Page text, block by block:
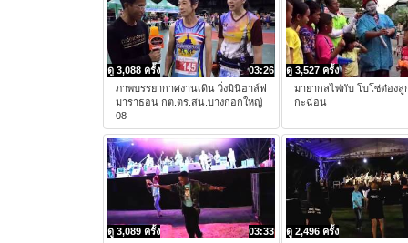
03:26
ดู 3,088 ครั้ง
ภาพบรรยากาศงานเดิน วิ่งมินิฮาล์ฟ
มาราธอน กต.ตร.สน.บางกอกใหญ่
08
ดู 3,527 ครั้ง
มายากลไพ่กับ โบโซ่ต๋องลู
กะฉ่อน
03:33
ดู 3,089 ครั้ง
ดู 2,496 ครั้ง